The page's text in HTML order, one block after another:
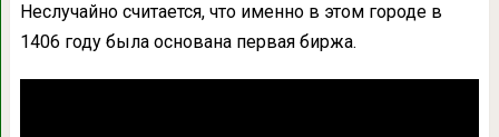
Неслучайно считается, что именно в этом городе в
1406 году была основана первая биржа.